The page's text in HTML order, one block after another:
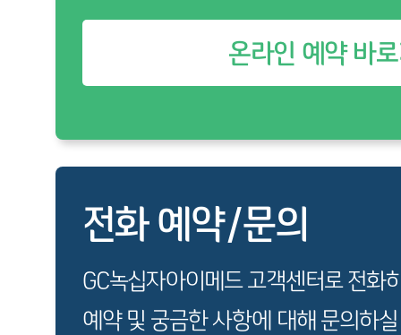
온라인 예약 바
전화 예약/문의
GC녹십자아이메드 고객센터로 전화
예약 및 궁금한 사항에 대해 문의하